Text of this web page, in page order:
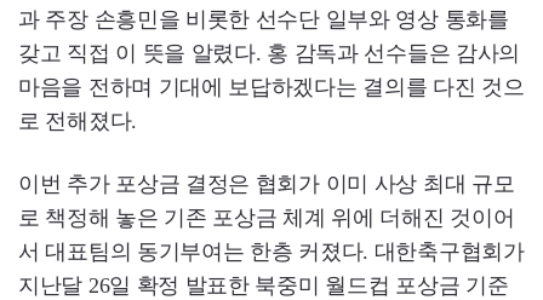
과 주장 손흥민을 비롯한 선수단 일부와 영상 통화를
갖고 직접 이 뜻을 알렸다. 홍 감독과 선수들은 감사의
마음을 전하며 기대에 보답하겠다는 결의를 다진 것으
로 전해졌다.
이번 추가 포상금 결정은 협회가 이미 사상 최대 규모
로 책정해 놓은 기존 포상금 체계 위에 더해진 것이어
서 대표팀의 동기부여는 한층 커졌다. 대한축구협회가
지난달 26일 확정 발표한 북중미 월드컵 포상금 기준